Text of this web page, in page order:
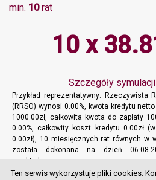
min. 10rat
10 x
Szczegóły
Przykład reprezentatywny: Rzeczywista
(RRSO) wynosi 0.00%, kwota kredytu
1000.00zł, całkowita kwota do zapłaty
0.00%, całkowity koszt kredytu 0.00zł
0.00zł), 10 miesięcznych rat równych w
została dokonana na dzień
przykładzie.
Ten serwis wykorzystuje pliki cookies.